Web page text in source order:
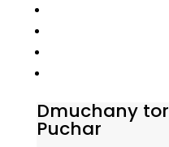
Dmuchany
Puchar